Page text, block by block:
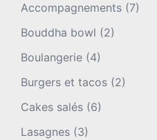
Accompagnements (7)
Bouddha bowl (2)
Boulangerie (4)
Burgers et tacos (2)
Cakes salés (6)
Lasagnes (3)